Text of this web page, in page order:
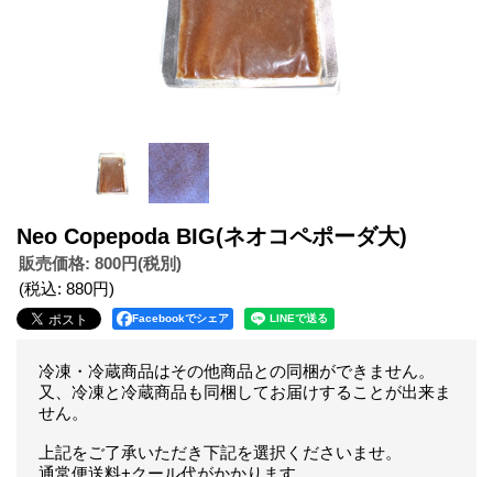
Neo Copepoda BIG(ネオコペポーダ大)
販売価格: 800円(税別)
(税込: 880円)
Facebookでシェア
冷凍・冷蔵商品はその他商品との同梱ができません。
又、冷凍と冷蔵商品も同梱してお届けすることが出来ま
せん。
上記をご了承いただき下記を選択くださいませ。
通常便送料+クール代がかかります。